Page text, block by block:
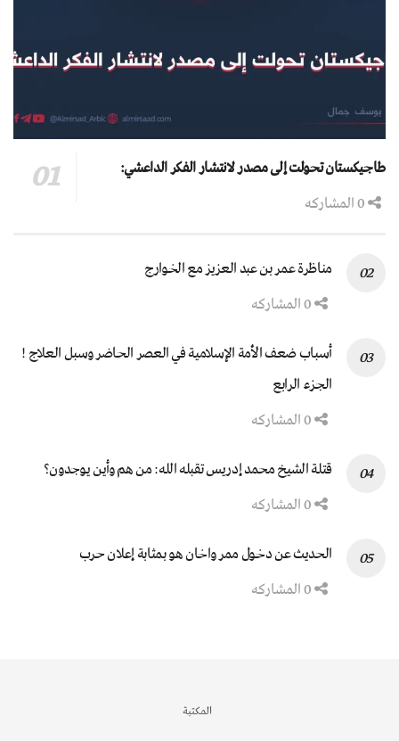
طاجيكستان تحولت إلى مصدر لانتشار الفكر الداعشي:
مناظرة عمر بن عبد العزيز مع الخوارج
أسباب ضعف الأمة الإسلامية في العصر الحاضر وسبل العلاج !
الجزء الرابع
قتلة الشيخ محمد إدريس تقبله الله: من هم وأين يوجدون؟
الحديث عن دخول ممر واخان هو بمثابة إعلان حرب
المكتبة